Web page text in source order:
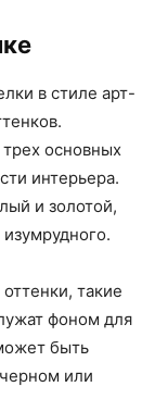
в стиле арт-
основных
интерьера.
и золотой,
такие
фоном для
быть
или